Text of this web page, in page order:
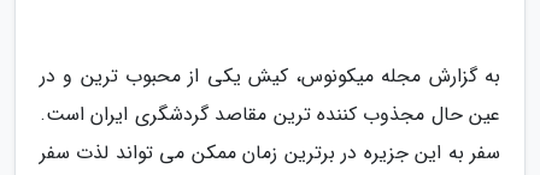
به گزارش مجله میکونوس، کیش یکی از محبوب ترین و در
عین حال مجذوب کننده ترین مقاصد گردشگری ایران است.
سفر به این جزیره در برترین زمان ممکن می تواند لذت سفر